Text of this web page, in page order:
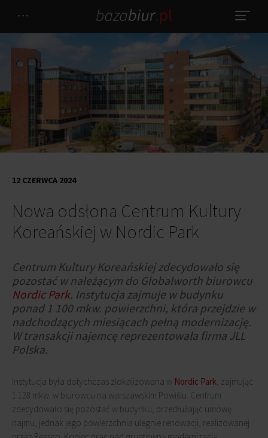
Nowa odsłona Centrum Kultury
Koreańskiej w Nordic Park
12 CZERWCA 2024
Centrum Kultury Koreańskiej zdecydowało się
pozostać w należącym do Globalworth biurowcu
Nordic Park. Instytucja zajmuje w budynku
ponad 1 100 mkw. powierzchni, która przejdzie w
nadchodzących miesiącach pełną modernizację.
W transakcji najemcę reprezentowała firma JLL
Polska.
Instytucja była dotychczas zlokalizowana w Nordic Park, zajmując
1 128 mkw. w biurowcu na warszawskim Powiślu. Centrum
zdecydowało się pozostać w budynku, przedłużając umowę
najmu, jednak jego powierzchnia ulegnie renowacji, realizowanej